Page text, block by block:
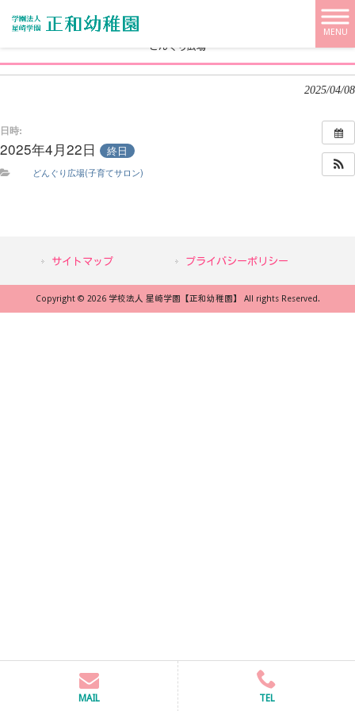
MENU
学校法人 星崎学園【正和幼稚園】 HOME
どんぐり広場
2025/04/08
日時:
2025年4月22日 終日
どんぐり広場(子育てサロン)
サイトマップ プライバシーポリシー
Copyright © 2026 学校法人 星崎学園【正和幼稚園】 All rights Reserved.
MAIL TEL